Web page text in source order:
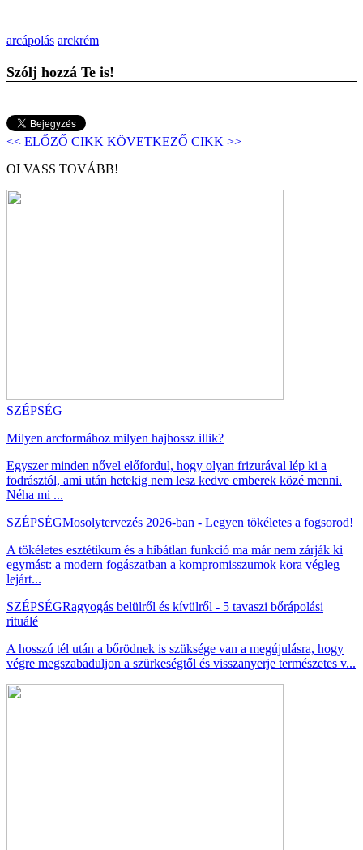
arcápolás arckrém
Szólj hozzá Te is!
<< ELŐZŐ CIKK KÖVETKEZŐ CIKK >>
OLVASS TOVÁBB!
SZÉPSÉG
Milyen arcformához milyen hajhossz illik?
Egyszer minden nővel előfordul, hogy olyan frizurával lép ki a
fodrásztól, ami után hetekig nem lesz kedve emberek közé menni.
Néha mi ...
SZÉPSÉGMosolytervezés 2026-ban - Legyen tökéletes a fogsorod!
A tökéletes esztétikum és a hibátlan funkció ma már nem zárják ki
egymást: a modern fogászatban a kompromisszumok kora végleg
lejárt...
SZÉPSÉGRagyogás belülről és kívülről - 5 tavaszi bőrápolási
rituálé
A hosszú tél után a bőrödnek is szüksége van a megújulásra, hogy
végre megszabaduljon a szürkeségtől és visszanyerje természetes v...